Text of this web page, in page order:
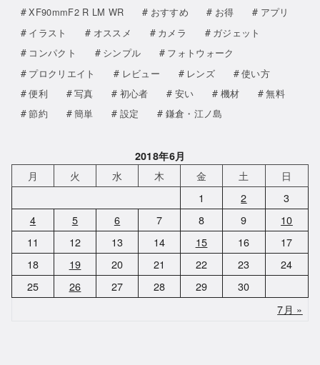
XF90mmF2 R LM WR
おすすめ お得
アプリ
イラスト
オススメ カメラ
ガジェット
コンパクト
シンプル
フォトウォーク
プロクリエイト
レビュー レンズ
使い方
便利
写真 初心者 安い 機材
無料
節約
簡単 設定 鎌倉・江ノ島
2018年6月
月 火 水 木 金 土
日
1
2
3
4
5 6 7 8 9
10
11
12 13 14 15 16
17
18
19 20 21 22 23
24
25
26 27 28 29
30
7月 »